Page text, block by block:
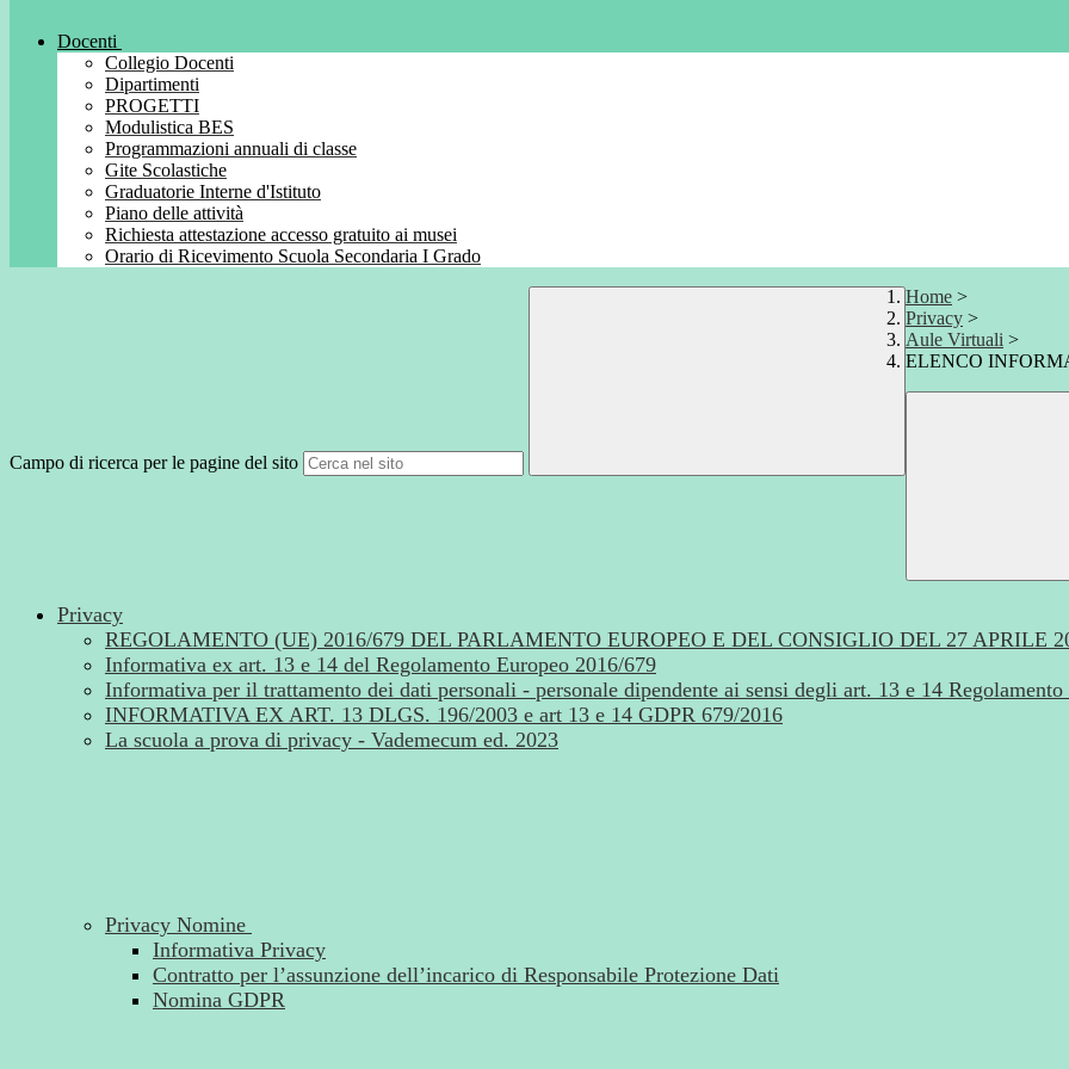
Docenti
Collegio Docenti
Dipartimenti
PROGETTI
Modulistica BES
Programmazioni annuali di classe
Gite Scolastiche
Graduatorie Interne d'Istituto
Piano delle attività
Richiesta attestazione accesso gratuito ai musei
Orario di Ricevimento Scuola Secondaria I Grado
Campo di ricerca per le pagine del sito
Home >
Privacy >
Aule Virtuali >
ELENCO
Privacy
REGOLAMENTO (UE) 2016/679 DEL PARLAMENTO EUROPEO E DEL CONSIGLIO DEL 27 APRILE
Informativa ex art. 13 e 14 del Regolamento Europeo 2016/679
Informativa per il trattamento dei dati personali - personale dipendente ai sensi degli art. 13 e 14
INFORMATIVA EX ART. 13 DLGS. 196/2003 e art 13 e 14 GDPR 679/2016
La scuola a prova di privacy - Vademecum ed. 2023
Privacy Nomine
Informativa Privacy
Contratto per l’assunzione dell’incarico di Responsabile Protezione Dati
Nomina GDPR